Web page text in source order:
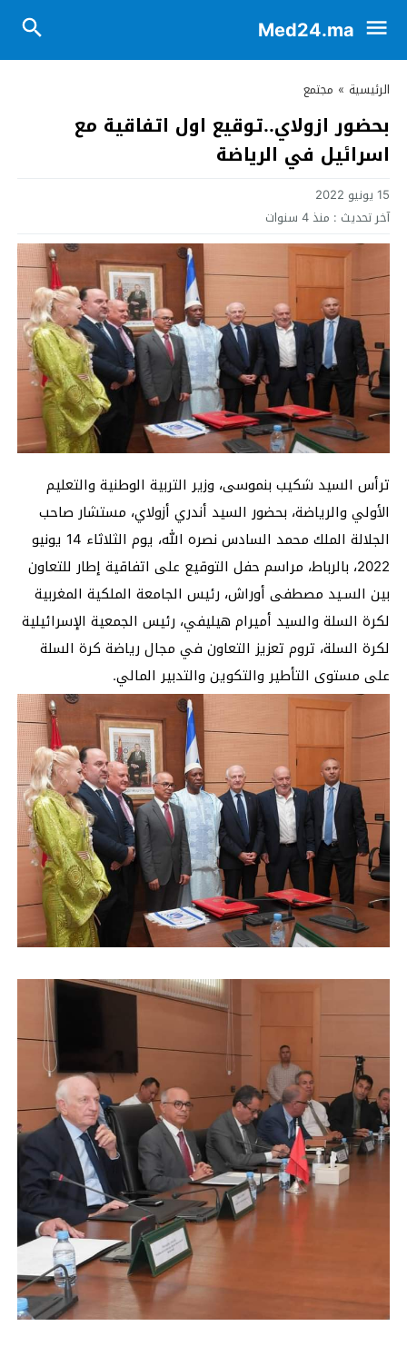
Med24.ma
الرئيسية » مجتمع
بحضور ازولاي..توقيع اول اتفاقية مع
اسرائيل في الرياضة
15 يونيو 2022
آخر تحديث : منذ 4 سنوات
ترأس السيد شكيب بنموسى، وزير التربية الوطنية والتعليم
الأولي والرياضة، بحضور السيد أندري أزولاي، مستشار صاحب
الجلالة الملك محمد السادس نصره الله، يوم الثلاثاء 14 يونيو
2022، بالرباط، مراسم حفل التوقيع على اتفاقية إطار للتعاون
بين السـید مصطفى أوراش، رئيس الجامعة الملكية المغربیة
لكرة السلة والسید أميرام هیليفي، رئيس الجمعية الإسرائيلية
لكرة السلة، تروم تعزيز التعاون في مجال رياضة كرة السلة
على مستوى التأطير والتكوين والتدبير المالي.